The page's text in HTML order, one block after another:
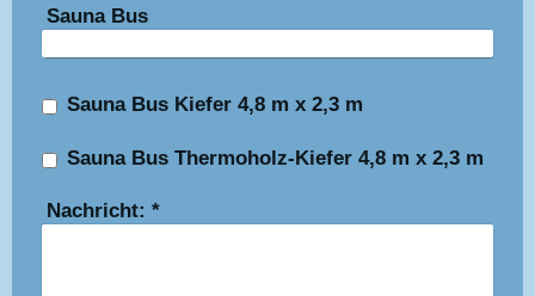
Sauna Bus
Sauna Bus Kiefer 4,8 m x 2,3 m
Sauna Bus Thermoholz-Kiefer 4,8 m x 2,3 m
Nachricht: *